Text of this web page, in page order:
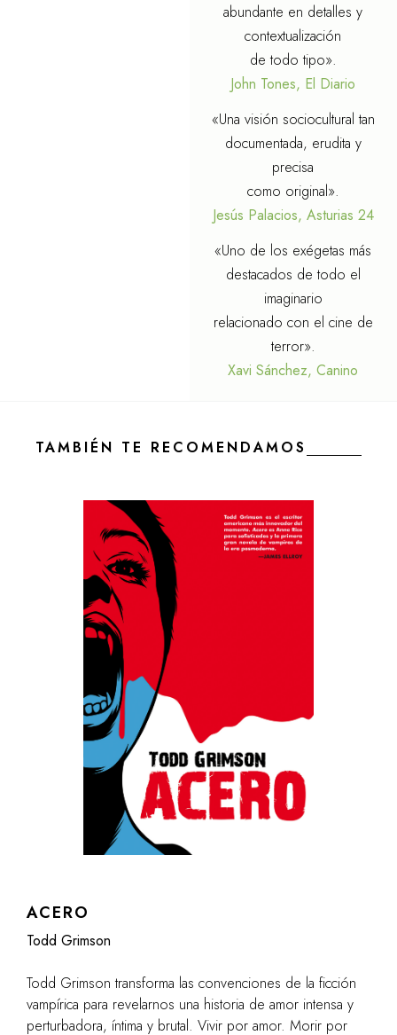
abundante en detalles y
contextualización
de todo tipo».
John Tones, El Diario
«Una visión sociocultural tan
documentada, erudita y
precisa
como original».
Jesús Palacios, Asturias 24
«Uno de los exégetas más
destacados de todo el
imaginario
relacionado con el cine de
terror».
Xavi Sánchez, Canino
TAMBIÉN TE RECOMENDAMOS
ACERO
Todd Grimson
Todd Grimson transforma las convenciones de la ficción
vampírica para revelarnos una historia de amor intensa y
perturbadora, íntima y brutal. Vivir por amor. Morir por